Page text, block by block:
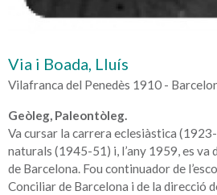
Via i Boada, Lluís
Vilafranca del Penedès 1910 -
Geòleg, Paleontòleg.
Va cursar la carrera eclesiàstica
naturals (1945-51) i, l’any 1959, es
de Barcelona. Fou continuador de
Conciliar de Barcelona i de la direcció